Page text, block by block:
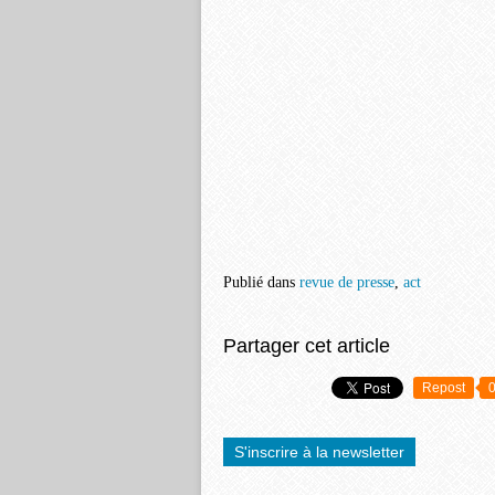
Publié dans revue de presse, act
Partager cet article
Repost 0
S'inscrire à la newsletter